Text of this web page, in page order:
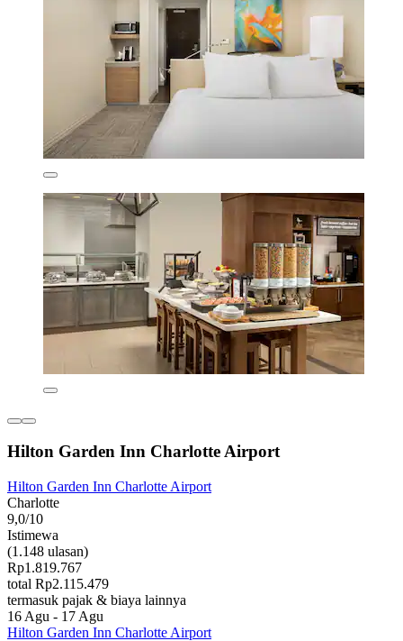
Hilton Garden Inn Charlotte Airport
Hilton Garden Inn Charlotte Airport
Charlotte
9,0/10
Istimewa
(1.148 ulasan)
Rp1.819.767
total Rp2.115.479
termasuk pajak & biaya lainnya
16 Agu - 17 Agu
Hilton Garden Inn Charlotte Airport